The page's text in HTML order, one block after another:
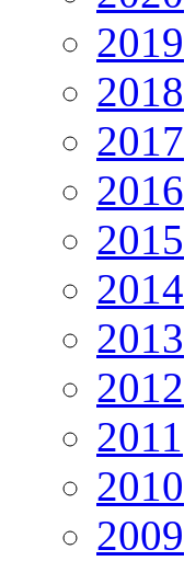
2019
2018
2017
2016
2015
2014
2013
2012
2011
2010
2009